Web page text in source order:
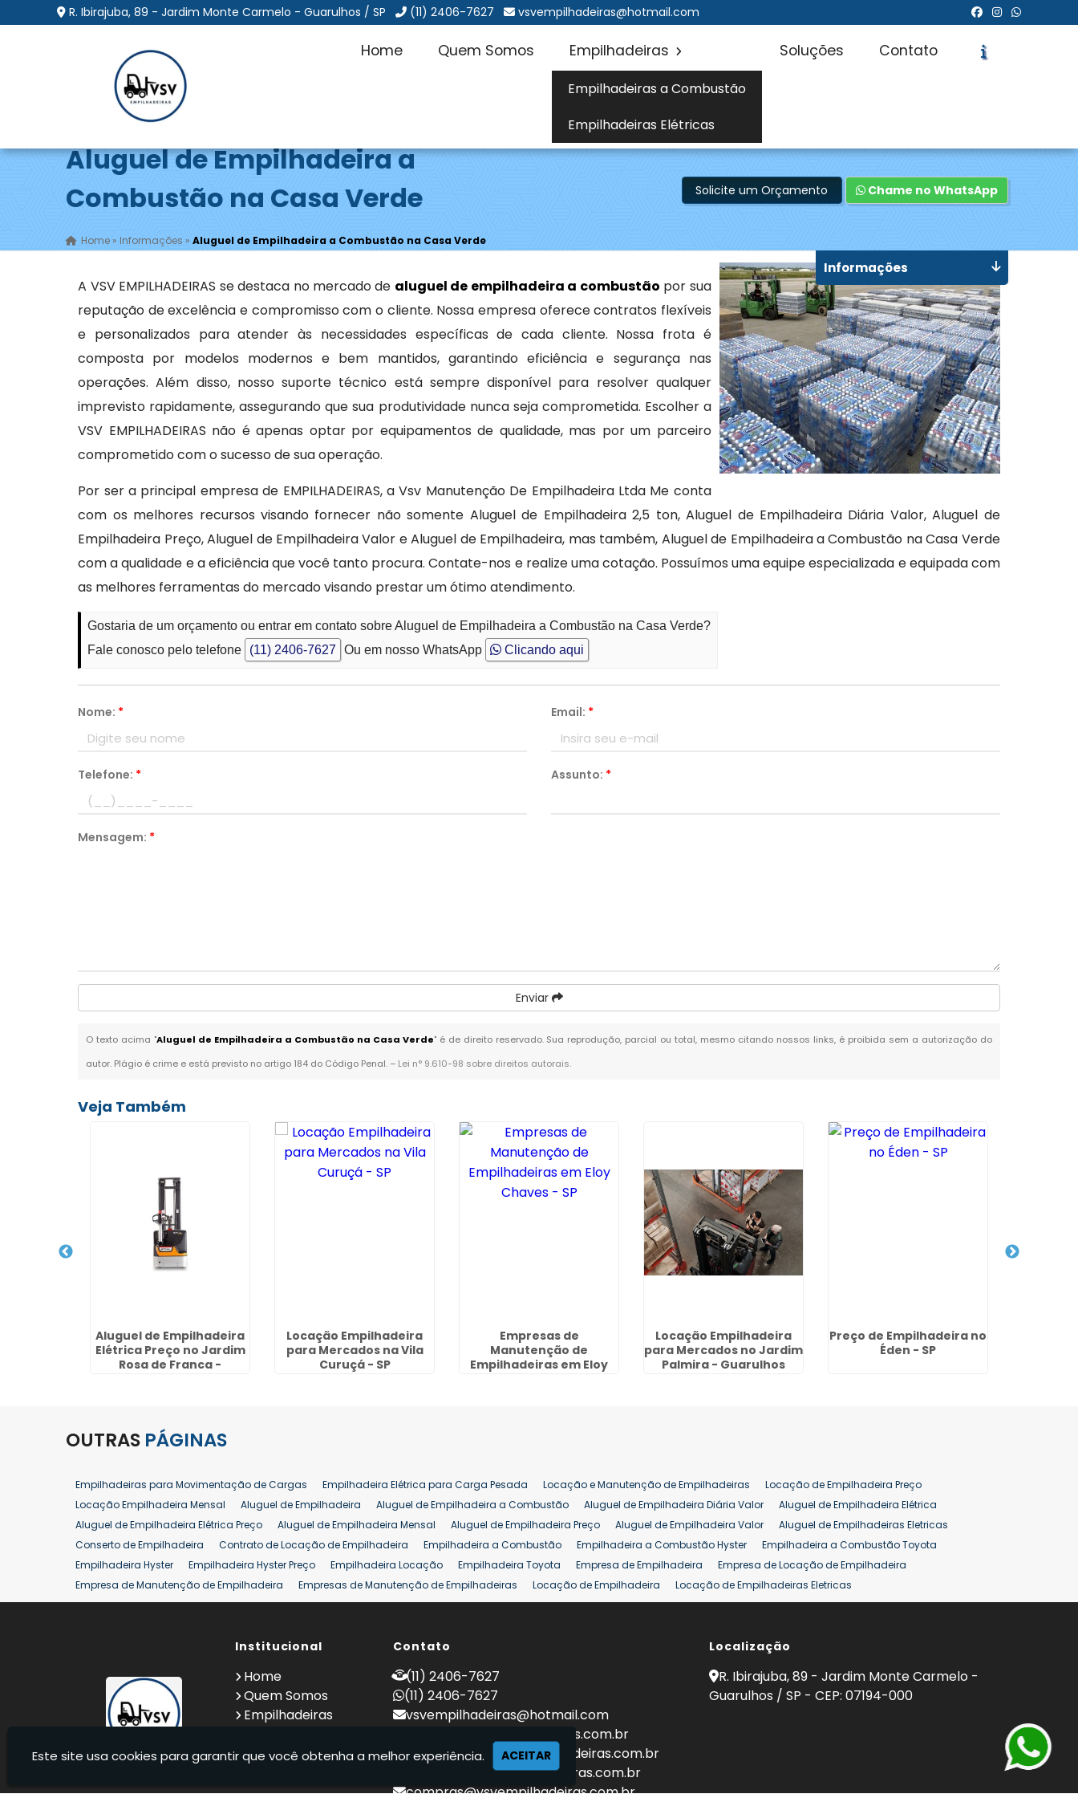
R. Ibirajuba, 89 - Jardim Monte Carmelo - Guarulhos / SP (11) 2406-7627 vsvempilhadeiras@hotmail.com
Home Quem Somos Empilhadeiras
Empilhadeiras a Combustão
Empilhadeiras Elétricas
Soluções Contato
Aluguel de Empilhadeira a
Combustão na Casa Verde
Home »Informações »Aluguel de Empilhadeira a Combustão na Casa Verde
Solicite um Orçamento Chame no WhatsApp
A VSV EMPILHADEIRAS se destaca no mercado de aluguel de empilhadeira a combustão por sua
reputação de excelência e compromisso com o cliente. Nossa empresa oferece contratos flexíveis
e personalizados para atender às necessidades específicas de cada cliente. Nossa frota é
composta por modelos modernos e bem mantidos, garantindo eficiência e segurança nas
operações. Além disso, nosso suporte técnico está sempre disponível para resolver qualquer
imprevisto rapidamente, assegurando que sua produtividade nunca seja comprometida. Escolher a
VSV EMPILHADEIRAS não é apenas optar por equipamentos de qualidade, mas por um parceiro
comprometido com o sucesso de sua operação.
Por ser a principal empresa de EMPILHADEIRAS, a Vsv Manutenção De Empilhadeira Ltda Me conta
com os melhores recursos visando fornecer não somente Aluguel de Empilhadeira 2,5 ton, Aluguel de Empilhadeira Diária Valor, Aluguel de
Empilhadeira Preço, Aluguel de Empilhadeira Valor e Aluguel de Empilhadeira, mas também, Aluguel de Empilhadeira a Combustão na Casa Verde
com a qualidade e a eficiência que você tanto procura. Contate-nos e realize uma cotação. Possuímos uma equipe especializada e equipada com
as melhores ferramentas do mercado visando prestar um ótimo atendimento.
Gostaria de um orçamento ou entrar em contato sobre Aluguel de Empilhadeira a Combustão na Casa Verde?
Fale conosco pelo telefone
(11) 2406-7627 Ou em nosso WhatsApp Clicando aqui
Nome: * Email: *
Telefone: * Assunto: *
Mensagem: *
Enviar
O texto acima "Aluguel de Empilhadeira a Combustão na Casa Verde" é de direito reservado. Sua reprodução, parcial ou total, mesmo citando nossos links, é proibida sem a autorização do
autor. Plágio é crime e está previsto no artigo 184 do Código Penal. – Lei n° 9.610-98 sobre direitos autorais.
Informações
Veja Também
Aluguel de Empilhadeira
Elétrica Preço no Jardim
Rosa de Franca -
Locação Empilhadeira
para Mercados na Vila
Curuçá - SP
Empresas de
Manutenção de
Empilhadeiras em Eloy
Locação Empilhadeira
para Mercados no Jardim
Palmira - Guarulhos
Preço de Empilhadeira no
Éden - SP
OUTRAS PÁGINAS
Empilhadeiras para Movimentação de Cargas Empilhadeira Elétrica para Carga Pesada Locação e Manutenção de Empilhadeiras
Locação de Empilhadeira Preço
Locação Empilhadeira Mensal
Aluguel de Empilhadeira Aluguel de Empilhadeira a Combustão Aluguel de Empilhadeira Diária Valor
Aluguel de Empilhadeira Elétrica
Aluguel de Empilhadeira Elétrica Preço
Aluguel de Empilhadeira Mensal Aluguel de Empilhadeira Preço Aluguel de Empilhadeira Valor
Aluguel de Empilhadeiras Eletricas
Conserto de Empilhadeira
Contrato de Locação de Empilhadeira Empilhadeira a Combustão Empilhadeira a Combustão Hyster
Empilhadeira a Combustão Toyota
Empilhadeira Hyster
Empilhadeira Hyster Preço Empilhadeira Locação Empilhadeira Toyota Empresa de Empilhadeira
Empresa de Locação de Empilhadeira
Empresa de Manutenção de Empilhadeira
Empresas de Manutenção de Empilhadeiras Locação de Empilhadeira
Locação de Empilhadeiras Eletricas
Locação Empilhadeira Hyster
Locação Empilhadeira para Hipermercados Locação Empilhadeira para Mercados
Manutenção de Empilhadeiras
Comprar Empilhadeira Comprar Empilhadeira Elétrica Comprar Empilhadeira Hyster
Locação de Empilhadeira 25 ton
Comprar Empilhadeira 25 ton Empilhadeira a Combustão 25 ton Preço de Empilhadeira 25 ton Venda Empilhadeiras 25 ton
Institucional
Home
Quem Somos
Empilhadeiras
Informações
Contato
(11) 2406-7627
(11) 2406-7627
vsvempilhadeiras@hotmail.com
locacao@vsvempilhadeiras.com.br
manutencao@vsvempilhadeiras.com.br
financeiro@vsvempilhadeiras.com.br
compras@vsvempilhadeiras.com.br
Localização
R. Ibirajuba, 89 - Jardim Monte Carmelo -
Guarulhos / SP - CEP: 07194-000
Este site usa cookies para garantir que você obtenha a melhor experiência. ACEITAR